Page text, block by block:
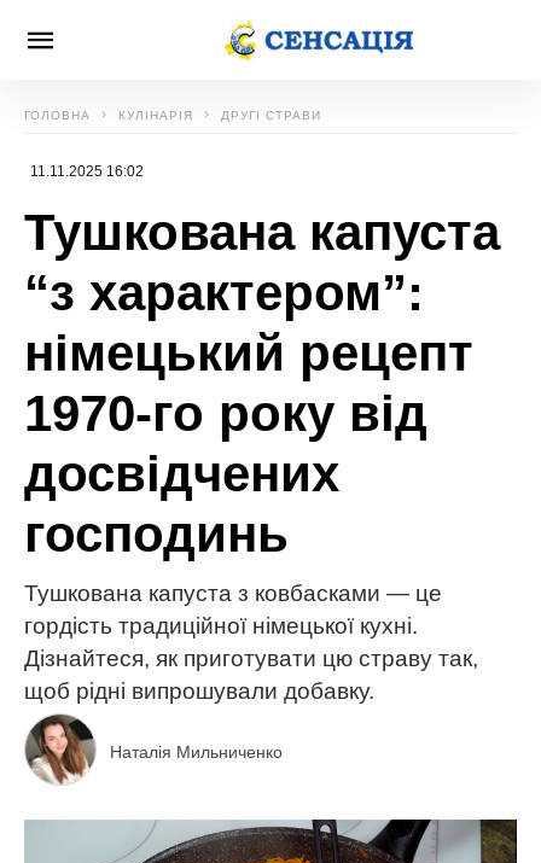
ГОЛОВНА КУЛІНАРІЯ ДРУГІ СТРАВИ
11.11.2025 16:02
Тушкована капуста
“з характером”:
німецький рецепт
1970-го року від
досвідчених
господинь
Тушкована капуста з ковбасками — це
гордість традиційної німецької кухні.
Дізнайтеся, як приготувати цю страву так,
щоб рідні випрошували добавку.
Наталія Мильниченко